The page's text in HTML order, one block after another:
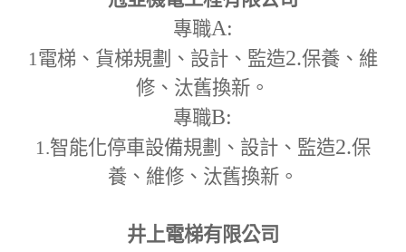
專職A:
1電梯、貨梯規劃、設計、監造2.保養、維
修、汰舊換新。
專職B:
1.智能化停車設備規劃、設計、監造2.保
養、維修、汰舊換新。
井上電梯有限公司